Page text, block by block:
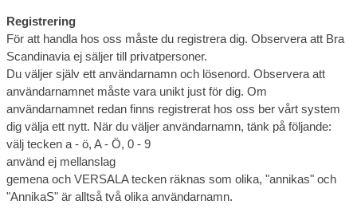
Registrering
För att handla hos oss måste du registrera dig. Observera att Bra
Scandinavia ej säljer till privatpersoner.
Du väljer själv ett användarnamn och lösenord. Observera att
användarnamnet måste vara unikt just för dig. Om
användarnamnet redan finns registrerat hos oss ber vårt system
dig välja ett nytt. När du väljer användarnamn, tänk på följande:
välj tecken a - ö, A - Ö, 0 - 9
använd ej mellanslag
gemena och VERSALA tecken räknas som olika, "annikas" och
"AnnikaS" är alltså två olika användarnamn.